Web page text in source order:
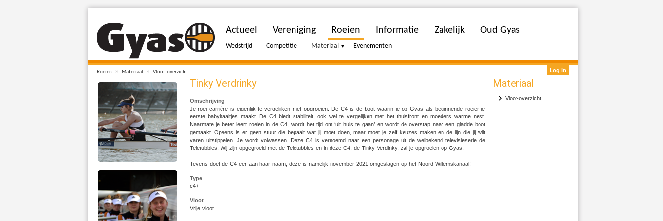
Roeien » Materiaal » Vloot-overzicht
Actueel Vereniging Roeien
Wedstrijd Competitie Materiaal Evenementen
Informatie Zakelijk Oud Gyas
Log in
Tinky Verdrinky
Omschrijving
Je roei carrière is eigenlijk te vergelijken met opgroeien. De C4 is de boot waarin je op Gyas als beginnende roeier je
eerste babyhaaltjes maakt. De C4 biedt stabiliteit, ook wel te vergelijken met het thuisfront en moeders warme nest.
Naarmate je beter leert roeien in de C4, wordt het tijd om ‘uit huis te gaan’ en wordt de overstap naar een gladde boot
gemaakt. Opeens is er geen stuur die bepaalt wat jij moet doen, maar moet je zelf keuzes maken en de lijn die jij wilt
varen uitstippelen. Je wordt volwassen. Deze C4 is vernoemd naar een personage uit de welbekend televisieserie de
Teletubbies. Wij zijn opgegroeid met de Teletubbies en in deze C4, de Tinky Verdinky, zal je opgroeien op Gyas.
Tevens doet de C4 eer aan haar naam, deze is namelijk november 2021 omgeslagen op het Noord-Willemskanaal!
Type
c4+
Vloot
Vrije vloot
Materiaal
Vloot-overzicht